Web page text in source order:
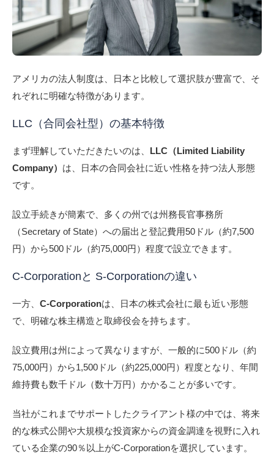
アメリカの法人制度は、日本と比較して選択肢が豊富で、そ
れぞれに明確な特徴があります。
LLC（合同会社型）の基本特徴
まず理解していただきたいのは、 LLC（Limited Liability
Company） は、日本の合同会社に近い性格を持つ法人形態
です。
設立手続きが簡素で、多くの州では州務長官事務所
（Secretary of State）への届出と登記費用50ドル（約7,500
円）から500ドル（約75,000円）程度で設立できます。
C-Corporationと S-Corporationの違い
一方、 C-Corporationは、日本の株式会社に最も近い形態
で、明確な株主構造と取締役会を持ちます。
設立費用は州によって異なりますが、一般的に500ドル（約
75,000円）から1,500ドル（約225,000円）程度となり、年間
維持費も数千ドル（数十万円）かかることが多いです。
当社がこれまでサポートしたクライアント様の中では、将来
的な株式公開や大規模な投資家からの資金調達を視野に入れ
ている企業の90％以上がC-Corporationを選択しています。